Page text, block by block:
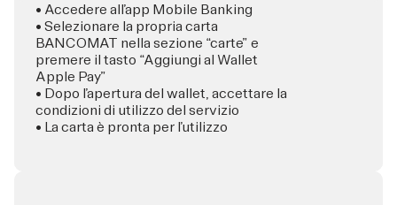
• Accedere all’app Mobile Banking
• Selezionare la propria carta
BANCOMAT nella sezione “carte” e
premere il tasto “Aggiungi al Wallet
Apple Pay”
• Dopo l’apertura del wallet, accettare la
condizioni di utilizzo del servizio
• La carta è pronta per l’utilizzo